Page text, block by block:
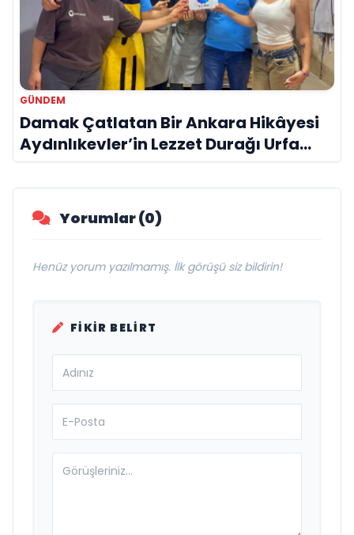
GÜNDEM
Damak Çatlatan Bir Ankara Hikâyesi
Aydınlıkevler’in Lezzet Durağı Urfa
Damak
Yorumlar (0)
Henüz yorum yazılmamış. İlk görüşü siz bildirin!
FIKIR BELIRT